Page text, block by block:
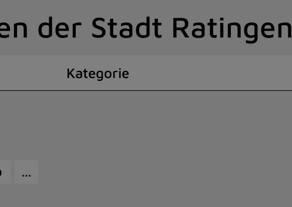
der Stadt Ratingen
Kategorie
…